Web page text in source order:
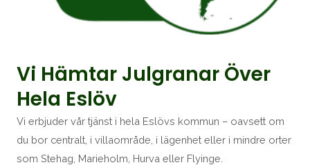
Vi Hämtar Julgranar Över
Hela Eslöv
Vi erbjuder vår tjänst i hela Eslövs kommun – oavsett om
du bor centralt, i villaområde, i lägenhet eller i mindre orter
som Stehag, Marieholm, Hurva eller Flyinge.